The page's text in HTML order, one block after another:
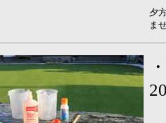
夕
ま